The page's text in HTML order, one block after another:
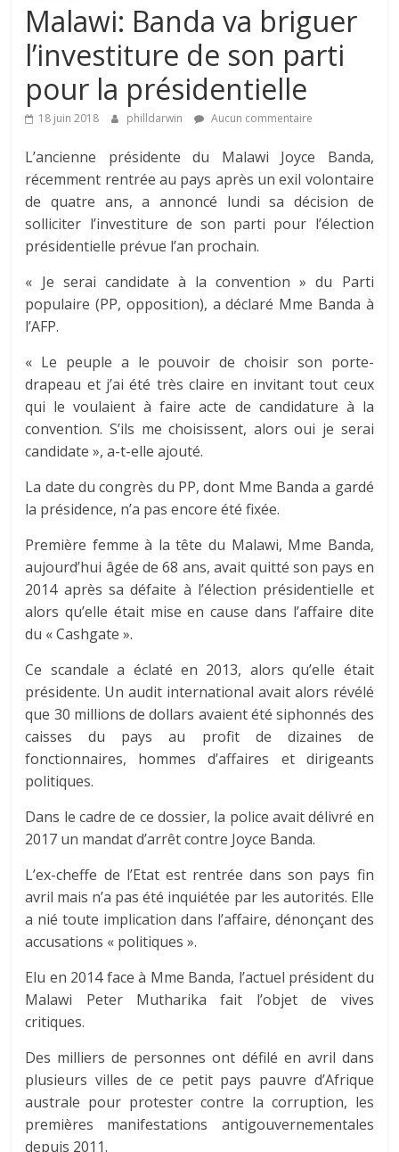
Malawi: Banda va briguer
l’investiture de son parti
pour la présidentielle
18 juin 2018 philldarwin Aucun commentaire
L’ancienne présidente du Malawi Joyce Banda,
récemment rentrée au pays après un exil volontaire
de quatre ans, a annoncé lundi sa décision de
solliciter l’investiture de son parti pour l’élection
présidentielle prévue l’an prochain.
« Je serai candidate à la convention » du Parti
populaire (PP, opposition), a déclaré Mme Banda à
l’AFP.
« Le peuple a le pouvoir de choisir son porte-
drapeau et j’ai été très claire en invitant tout ceux
qui le voulaient à faire acte de candidature à la
convention. S’ils me choisissent, alors oui je serai
candidate », a-t-elle ajouté.
La date du congrès du PP, dont Mme Banda a gardé
la présidence, n’a pas encore été fixée.
Première femme à la tête du Malawi, Mme Banda,
aujourd’hui âgée de 68 ans, avait quitté son pays en
2014 après sa défaite à l’élection présidentielle et
alors qu’elle était mise en cause dans l’affaire dite
du « Cashgate ».
Ce scandale a éclaté en 2013, alors qu’elle était
présidente. Un audit international avait alors révélé
que 30 millions de dollars avaient été siphonnés des
caisses du pays au profit de dizaines de
fonctionnaires, hommes d’affaires et dirigeants
politiques.
Dans le cadre de ce dossier, la police avait délivré en
2017 un mandat d’arrêt contre Joyce Banda.
L’ex-cheffe de l’Etat est rentrée dans son pays fin
avril mais n’a pas été inquiétée par les autorités. Elle
a nié toute implication dans l’affaire, dénonçant des
accusations « politiques ».
Elu en 2014 face à Mme Banda, l’actuel président du
Malawi Peter Mutharika fait l’objet de vives
critiques.
Des milliers de personnes ont défilé en avril dans
plusieurs villes de ce petit pays pauvre d’Afrique
australe pour protester contre la corruption, les
premières manifestations antigouvernementales
depuis 2011.